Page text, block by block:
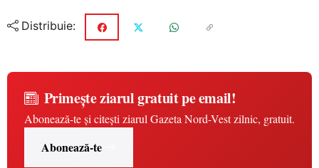
Distribuie:
Primește ziarul gratuit pe email!
Abonează-te și citești ziarul Gazeta Nord-Vest zilnic, gratuit.
Abonează-te